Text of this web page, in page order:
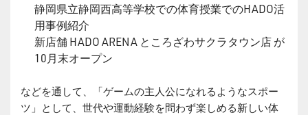
静岡県立静岡西高等学校での体育授業でのHADO活
用事例紹介
新店舗 HADO ARENA ところざわサクラタウン店 が
10月末オープン
などを通して、「ゲームの主人公になれるようなスポー
ツ」として、世代や運動経験を問わず楽しめる新しい体